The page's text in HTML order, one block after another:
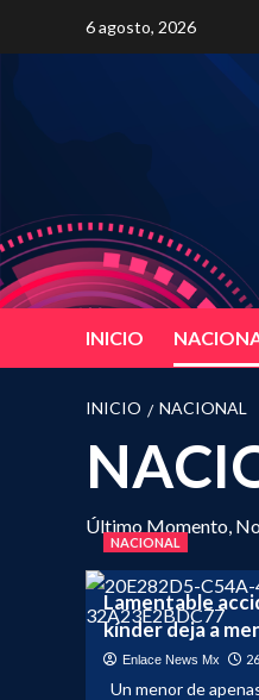
6 agosto, 2026
INICIO
INICIO NACIONAL
Último Momento,
NACIONAL
Lamentable
kínder deja a
Enlace News Mx
Un menor de